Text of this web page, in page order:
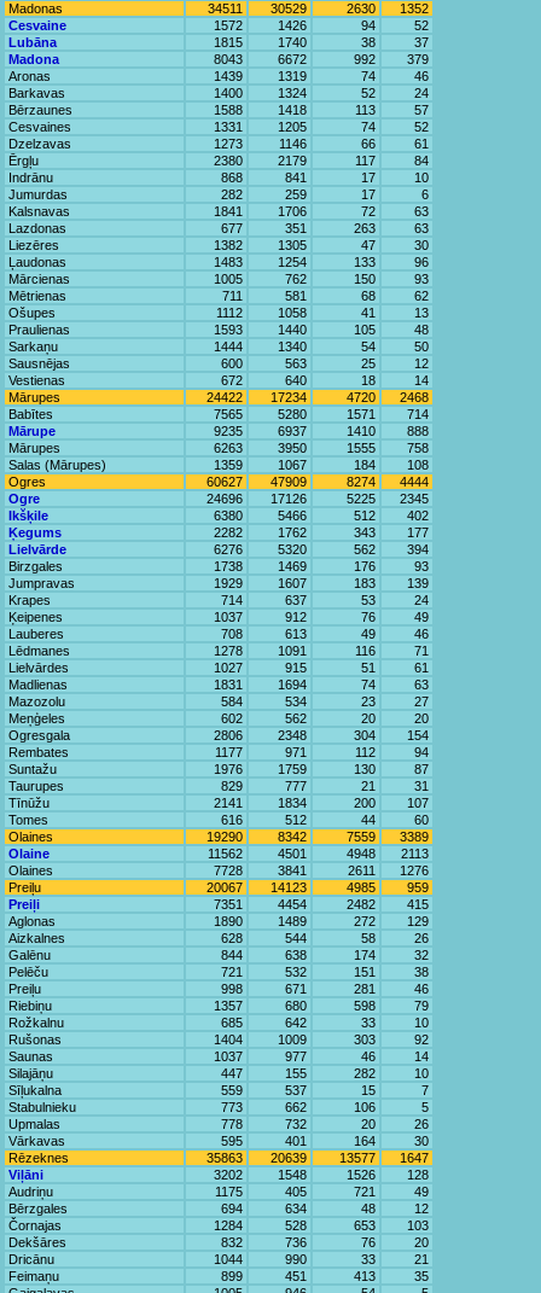
Madonas
34511 30529 2630
1352
Cesvaine
1572 1426 94
52
Lubāna
1815 1740 38
37
Madona
8043 6672 992
379
Aronas
1439 1319 74
46
Barkavas
1400 1324 52
24
Bērzaunes
1588 1418 113
57
Cesvaines
1331 1205 74
52
Dzelzavas
1273 1146 66
61
Ērgļu
2380 2179 117
84
Indrānu
868 841 17
10
Jumurdas
282 259 17
6
Kalsnavas
1841 1706 72
63
Lazdonas
677 351 263
63
Liezēres
1382 1305 47
30
Ļaudonas
1483 1254 133
96
Mārcienas
1005 762 150
93
Mētrienas
711 581 68
62
Ošupes
1112 1058 41
13
Praulienas
1593 1440 105
48
Sarkaņu
1444 1340 54
50
Sausnējas
600 563 25
12
Vestienas
672 640 18
14
Mārupes
24422 17234 4720
2468
Babītes
7565 5280 1571
714
Mārupe
9235 6937 1410
888
Mārupes
6263 3950 1555
758
Salas (Mārupes)
1359 1067 184
108
Ogres
60627 47909 8274
4444
Ogre
24696 17126 5225
2345
Ikšķile
6380 5466 512
402
Ķegums
2282 1762 343
177
Lielvārde
6276 5320 562
394
Birzgales
1738 1469 176
93
Jumpravas
1929 1607 183
139
Krapes
714 637 53
24
Ķeipenes
1037 912 76
49
Lauberes
708 613 49
46
Lēdmanes
1278 1091 116
71
Lielvārdes
1027 915 51
61
Madlienas
1831 1694 74
63
Mazozolu
584 534 23
27
Meņģeles
602 562 20
20
Ogresgala
2806 2348 304
154
Rembates
1177 971 112
94
Suntažu
1976 1759 130
87
Taurupes
829 777 21
31
Tīnūžu
2141 1834 200
107
Tomes
616 512 44
60
Olaines
19290 8342 7559
3389
Olaine
11562 4501 4948
2113
Olaines
7728 3841 2611
1276
Preiļu
20067 14123 4985
959
Preiļi
7351 4454 2482
415
Aglonas
1890 1489 272
129
Aizkalnes
628 544 58
26
Galēnu
844 638 174
32
Pelēču
721 532 151
38
Preiļu
998 671 281
46
Riebiņu
1357 680 598
79
Rožkalnu
685 642 33
10
Rušonas
1404 1009 303
92
Saunas
1037 977 46
14
Silajāņu
447 155 282
10
Sīļukalna
559 537 15
7
Stabulnieku
773 662 106
5
Upmalas
778 732 20
26
Vārkavas
595 401 164
30
Rēzeknes
35863 20639 13577
1647
Viļāni
3202 1548 1526
128
Audriņu
1175 405 721
49
Bērzgales
694 634 48
12
Čornajas
1284 528 653
103
Dekšāres
832 736 76
20
Dricānu
1044 990 33
21
Feimaņu
899 451 413
35